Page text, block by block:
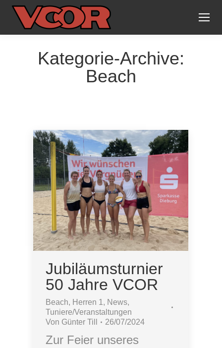
Kategorie-Archive:
Beach
Jubiläumsturnier
50 Jahre VCOR
Beach, Herren 1 , News,
Tuniere/Veranstaltungen
Von Günter Till 26/07/2024
Zur Feier unseres